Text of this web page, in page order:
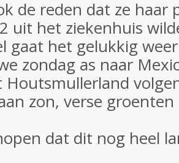
de reden dat ze haar
uit het ziekenhuis
gaat het gelukkig
zondag as naar
Houtsmullerland
zon, verse
dat dit nog heel